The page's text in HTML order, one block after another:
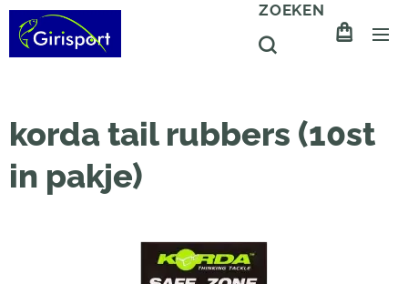
ZOEKEN
korda tail rubbers (10st
in pakje)